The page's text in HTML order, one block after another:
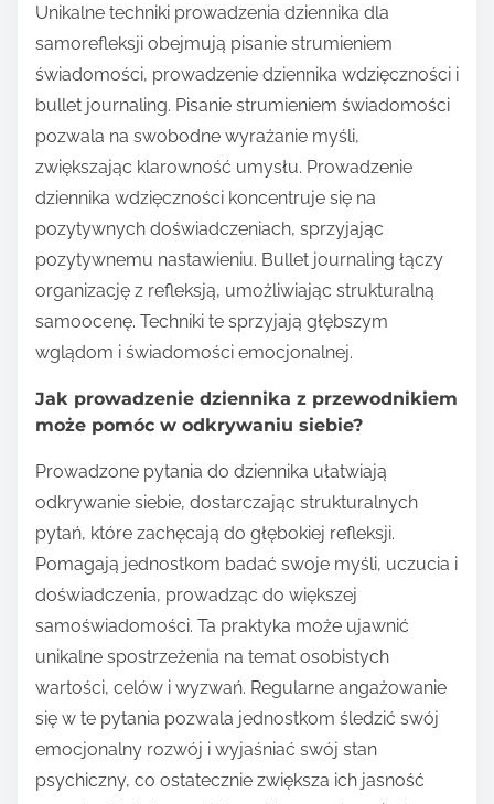
Unikalne techniki prowadzenia dziennika dla
samorefleksji obejmują pisanie strumieniem
świadomości, prowadzenie dziennika wdzięczności i
bullet journaling. Pisanie strumieniem świadomości
pozwala na swobodne wyrażanie myśli,
zwiększając klarowność umysłu. Prowadzenie
dziennika wdzięczności koncentruje się na
pozytywnych doświadczeniach, sprzyjając
pozytywnemu nastawieniu. Bullet journaling łączy
organizację z refleksją, umożliwiając strukturalną
samoocenę. Techniki te sprzyjają głębszym
wglądom i świadomości emocjonalnej.
Jak prowadzenie dziennika z przewodnikiem
może pomóc w odkrywaniu siebie?
Prowadzone pytania do dziennika ułatwiają
odkrywanie siebie, dostarczając strukturalnych
pytań, które zachęcają do głębokiej refleksji.
Pomagają jednostkom badać swoje myśli, uczucia i
doświadczenia, prowadząc do większej
samoświadomości. Ta praktyka może ujawnić
unikalne spostrzeżenia na temat osobistych
wartości, celów i wyzwań. Regularne angażowanie
się w te pytania pozwala jednostkom śledzić swój
emocjonalny rozwój i wyjaśniać swój stan
psychiczny, co ostatecznie zwiększa ich jasność